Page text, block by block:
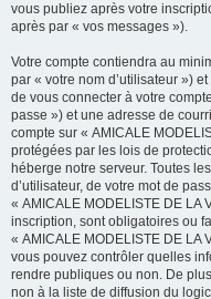
vous publiez après votre
après par « vos messages »).
Votre compte contiendra au
par « votre nom d’utilisateur »)
de vous connecter à votre
passe ») et une adresse de
compte sur « AMICALE
protégées par les lois de
héberge notre serveur. Toutes
d’utilisateur, de votre mot de
« AMICALE MODELISTE DE LA
inscription, sont obligatoires ou
« AMICALE MODELISTE DE LA
vous pouvez contrôler quelles
rendre publiques ou non. De
non à la liste de diffusion du